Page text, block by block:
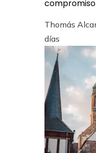
Thomás
días